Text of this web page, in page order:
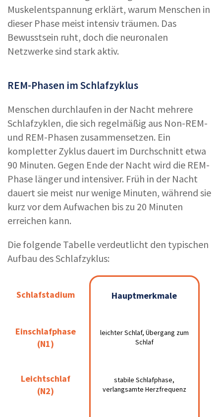
Muskelentspannung erklärt, warum Menschen in
dieser Phase meist intensiv träumen. Das
Bewusstsein ruht, doch die neuronalen
Netzwerke sind stark aktiv.
REM-Phasen im Schlafzyklus
Menschen durchlaufen in der Nacht mehrere
Schlafzyklen, die sich regelmäßig aus Non-REM-
und REM-Phasen zusammensetzen. Ein
kompletter Zyklus dauert im Durchschnitt etwa
90 Minuten. Gegen Ende der Nacht wird die REM-
Phase länger und intensiver. Früh in der Nacht
dauert sie meist nur wenige Minuten, während sie
kurz vor dem Aufwachen bis zu 20 Minuten
erreichen kann.
Die folgende Tabelle verdeutlicht den typischen
Aufbau des Schlafzyklus:
Schlafstadium Hauptmerkmale
(ca.)
Einschlafphase
(N1)
Übergang zum
Schlaf
5–10
Leichtschlaf
(N2)
verlangsamte
Herzfrequenz
Min.
Hauptmerkmale
leichter Schlaf, Übergang zum
Schlaf
stabile Schlafphase,
verlangsamte Herzfrequenz
Schlafstadium
Einschlafphase
(N1)
Leichtschlaf
(N2)